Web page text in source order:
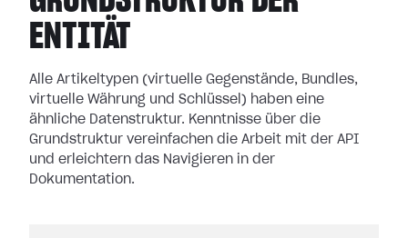
ENTITÄT
Alle Artikeltypen (virtuelle Gegenstände, Bundles,
virtuelle Währung und Schlüssel) haben eine
ähnliche Datenstruktur. Kenntnisse über die
Grundstruktur vereinfachen die Arbeit mit der API
und erleichtern das Navigieren in der
Dokumentation.